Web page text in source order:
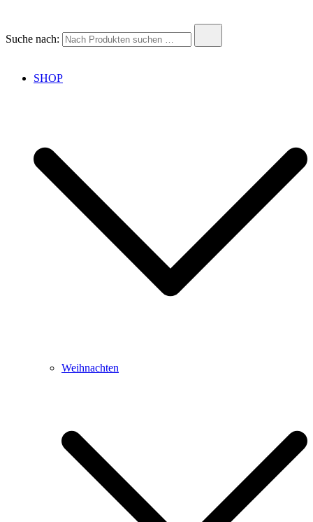
Suche nach:
SHOP
Weihnachten